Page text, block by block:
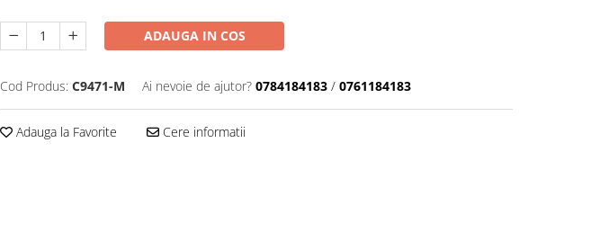
ADAUGA IN COS
Cod Produs: C9471-M Ai nevoie de ajutor? 0784184183 / 0761184183
Adauga la Favorite Cere informatii